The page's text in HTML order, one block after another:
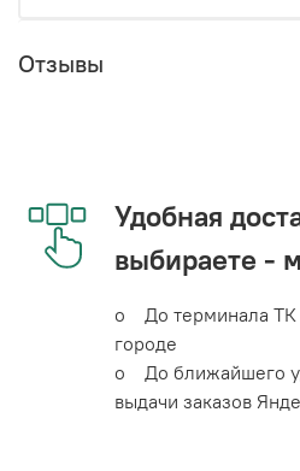
Отзывы
Удобная
выбираете -
o До терминала ТК
городе
o До ближайшего
выдачи заказов